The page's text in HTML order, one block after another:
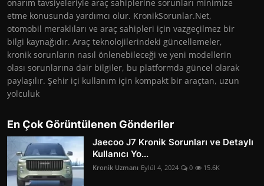
onarım tavsiyeleriyle araç sahiplerine sorunları minimize
etme konusunda yardımcı olur. KronikSorunlar.Net,
otomobil meraklıları ve araç sahipleri için vazgeçilmez bir
bilgi kaynağıdır. Araç teknolojilerindeki güncellemeler,
kronik sorunların nasıl önlenebileceği ve yeni modellerin
olası sorunlarına dair bilgiler, bu platformda güncel olarak
paylaşılır. Şehir içi kullanım için kompakt bir araçtan, uzun
yolculuk
En Çok Görüntülenen Gönderiler
Jaecoo J7 Kronik Sorunları ve Detaylı
Kullanıcı Yo...
Kronik Uzmanı Eylül 4, 2024 0 15.6K